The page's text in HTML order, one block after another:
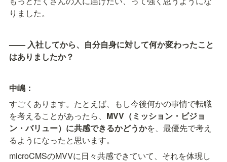
りました。
—— 入社してから、自分自身に対して何か変わったこと
はありましたか？
中嶋：
すごくあります。たとえば、もし今後何かの事情で転職
を考えることがあったら、 MVV（ミッション・ビジョ
ン・バリュー）に共感できるかどうかを、最優先で考え
るようになったと思います。
microCMSのMVVに日々共感できていて、それを体現し